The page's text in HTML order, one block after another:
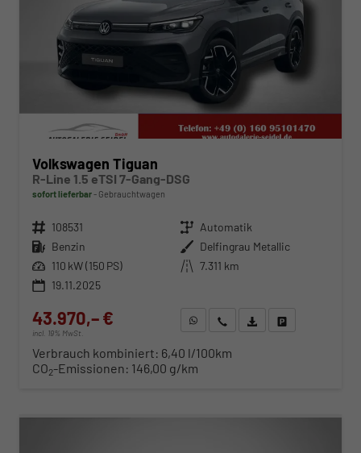
Volkswagen Tiguan
R-Line 1.5 eTSI 7-Gang-DSG
sofort lieferbar Gebrauchtwagen
Fahrzeugnr. 108531 Getriebe Automatik
Kraftstoff Benzin Außenfarbe Delfingrau Metallic
Leistung 110 kW (150 PS) Kilometerstand 7.311 km
19.11.2025
43.970,– €
incl. 19% MwSt.
WhatsApp anfragen
Wir rufen Sie anFahrzeugexposé (PDF)
Verbrauch kombiniert: 6,40 l/100km
CO2-Emissionen: 146,00 g/km